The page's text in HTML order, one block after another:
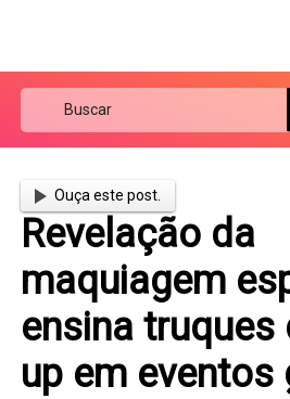
Ouça este post.
Revelação da
maquiagem
ensina truques
up em eventos